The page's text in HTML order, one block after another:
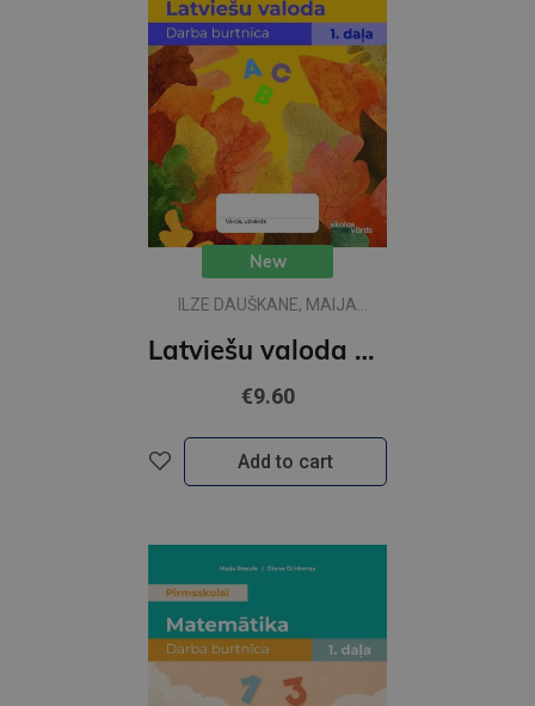
New
ILZE DAUŠKANE, MAIJA
Latviešu valoda pirmsskolai. DB 1 daļa
€9.60
Add to cart